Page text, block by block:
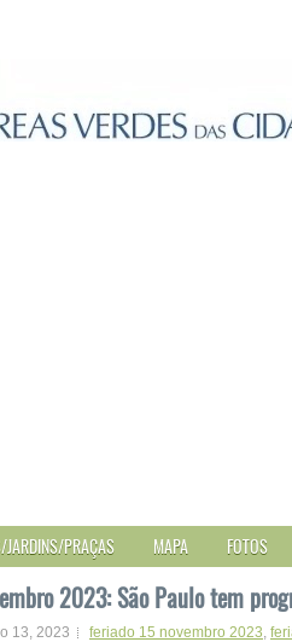
JARDINS/PRAÇAS MAPA FOTOS
2023: São Paulo tem
13, 2023 feriado 15 novembro 2023,